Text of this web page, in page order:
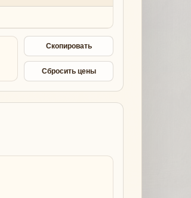
Скопировать
Сбросить цены